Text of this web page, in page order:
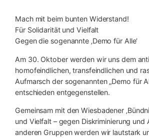
Mach mit beim bunten Widerstand!
Für Solidarität und Vielfalt
Gegen die sogenannte ‚Demo für Alle‘
Am 30. Oktober werden wir uns dem
homofeindlichen, transfeindlichen und
Aufmarsch der sogenannten „Demo für
entschieden entgegenstellen.
Gemeinsam mit den Wiesbadener
und Vielfalt – gegen Diskriminierung und
anderen Gruppen werden wir lautstark